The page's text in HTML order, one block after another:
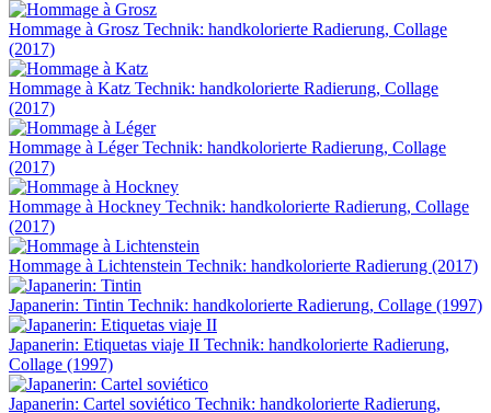
Hommage à Grosz Technik: handkolorierte Radierung, Collage
(2017)
Hommage à Katz Technik: handkolorierte Radierung, Collage
(2017)
Hommage à LégerTechnik: handkolorierte Radierung, Collage
(2017)
Hommage à Hockney Technik: handkolorierte Radierung, Collage
(2017)
Hommage à Lichtenstein Technik: handkolorierte Radierung (2017)
Japanerin: Tintin Technik: handkolorierte Radierung, Collage (1997)
Japanerin: Etiquetas viaje II Technik: handkolorierte Radierung,
Collage (1997)
Japanerin: Cartel soviético Technik: handkolorierte Radierung,